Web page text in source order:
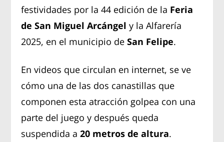
festividades por la 44 edición de la Feria
de San Miguel Arcángel y la Alfarería
2025, en el municipio deSan Felipe.
En videos que circulan en internet, se ve
cómo una de las dos canastillas que
componen esta atracción golpea con una
parte del juego y después queda
suspendida a 20 metros de altura.